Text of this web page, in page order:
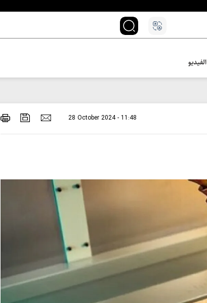
الفيديو
28 October 2024 - 11:48